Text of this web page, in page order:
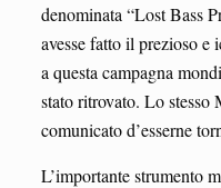
denominata “Lost Bass
avesse fatto il prezioso
a questa campagna
stato ritrovato. Lo stesso
comunicato d’esserne
L’importante strumento